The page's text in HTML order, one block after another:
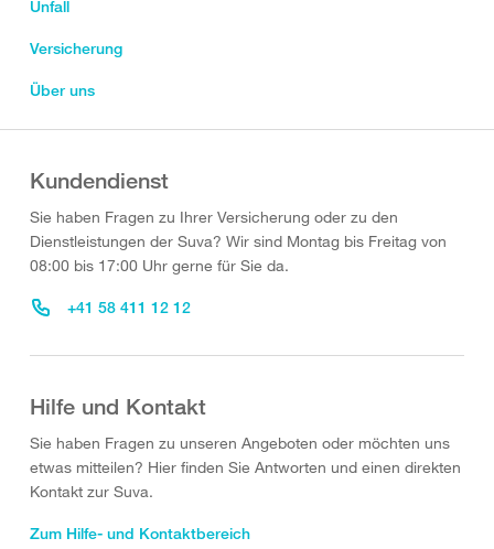
Unfall
Versicherung
Über uns
Kundendienst
Sie haben Fragen zu Ihrer Versicherung oder zu den
Dienstleistungen der Suva? Wir sind Montag bis Freitag von
08:00 bis 17:00 Uhr gerne für Sie da.
+41 58 411 12 12
Hilfe und Kontakt
Sie haben Fragen zu unseren Angeboten oder möchten uns
etwas mitteilen? Hier finden Sie Antworten und einen direkten
Kontakt zur Suva.
Zum Hilfe- und Kontaktbereich